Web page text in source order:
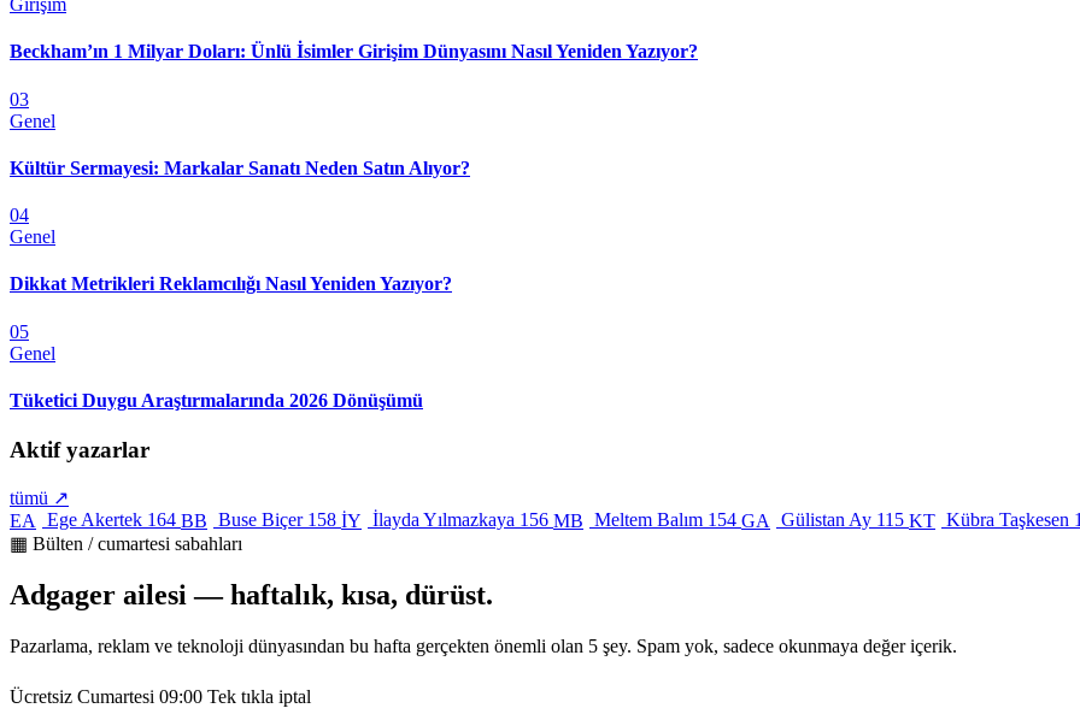
Girişim
Beckham’ın 1 Milyar Doları: Ünlü İsimler Girişim Dünyasını Nasıl Yeniden Yazıyor?
03
Genel
Kültür Sermayesi: Markalar Sanatı Neden Satın Alıyor?
04
Genel
Dikkat Metrikleri Reklamcılığı Nasıl Yeniden Yazıyor?
05
Genel
Tüketici Duygu Araştırmalarında 2026 Dönüşümü
Aktif yazarlar
tümü ↗
EA
Ege Akertek 164 BB Buse Biçer 158 İY İlayda Yılmazkaya 156 MB Meltem Balım 154 GA Gülistan Ay 115 KT Kübra Taşkesen
▦ Bülten / cumartesi sabahları
Adgager ailesi — haftalık, kısa, dürüst.
Pazarlama, reklam ve teknoloji dünyasından bu hafta gerçekten önemli olan 5 şey. Spam yok, sadece okunmaya değer içerik.
Ücretsiz Cumartesi 09:00 Tek tıkla iptal